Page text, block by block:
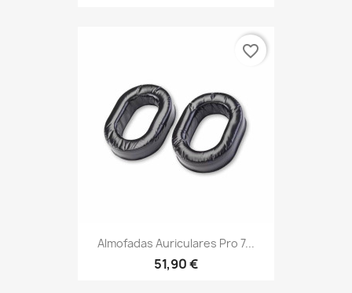
Almofadas Auriculares Pro 7...
51,90 €
favorite_border